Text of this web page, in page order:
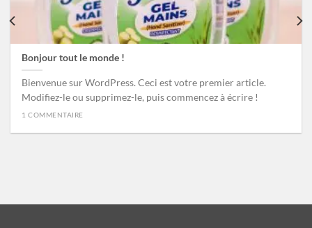
Bonjour tout le monde !
Bienvenue sur WordPress. Ceci est votre premier article.
Modifiez-le ou supprimez-le, puis commencez à écrire !
1 COMMENTAIRE